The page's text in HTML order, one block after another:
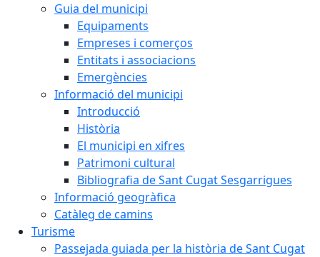
Guia del municipi
Equipaments
Empreses i comerços
Entitats i associacions
Emergències
Informació del municipi
Introducció
Història
El municipi en xifres
Patrimoni cultural
Bibliografia de Sant Cugat Sesgarrigues
Informació geogràfica
Catàleg de camins
Turisme
Passejada guiada per la història de Sant Cugat